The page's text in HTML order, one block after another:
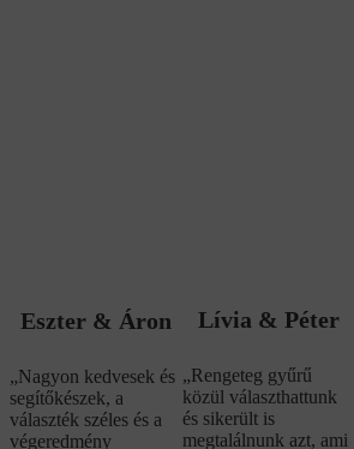
Eszter & Áron
„Nagyon kedvesek és
segítőkészek, a
választék széles és a
végeredmény
Lívia & Péter
„Rengeteg gyűrű
közül választhattunk
és sikerült is
megtalálnunk azt, ami